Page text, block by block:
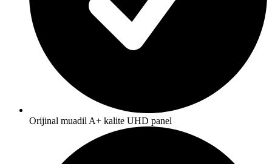
Orijinal muadil A+ kalite UHD panel